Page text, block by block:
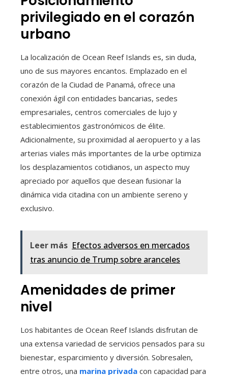
privilegiado en el corazón
urbano
La localización de Ocean Reef Islands es, sin duda,
uno de sus mayores encantos. Emplazado en el
corazón de la Ciudad de Panamá, ofrece una
conexión ágil con entidades bancarias, sedes
empresariales, centros comerciales de lujo y
establecimientos gastronómicos de élite.
Adicionalmente, su proximidad al aeropuerto y a las
arterias viales más importantes de la urbe optimiza
los desplazamientos cotidianos, un aspecto muy
apreciado por aquellos que desean fusionar la
dinámica vida citadina con un ambiente sereno y
exclusivo.
Leer más Efectos adversos en mercados
tras anuncio de Trump sobre aranceles
Amenidades de primer
nivel
Los habitantes de Ocean Reef Islands disfrutan de
una extensa variedad de servicios pensados para su
bienestar, esparcimiento y diversión. Sobresalen,
entre otros, una marina privada con capacidad para